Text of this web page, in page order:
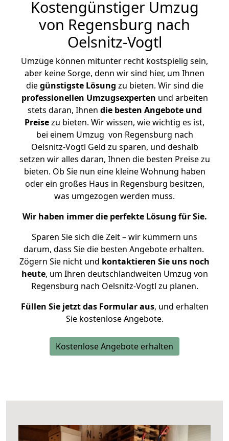
Kostengünstiger Umzug
von Regensburg nach
Oelsnitz-Vogtl
Umzüge können mitunter recht kostspielig sein,
aber keine Sorge, denn wir sind hier, um Ihnen
diegünstigste Lösung zu bieten. Wir sind die
professionellen Umzugsexperten und arbeiten
stets daran, Ihnen die besten Angebote und
Preisezu bieten. Wir wissen, wie wichtig es ist,
bei einem Umzug von Regensburg nach
Oelsnitz-Vogtl Geld zu sparen, und deshalb
setzen wir alles daran, Ihnen die besten Preise zu
bieten. Ob Sie nun eine kleine Wohnung haben
oder ein großes Haus in Regensburg besitzen,
was umgezogen werden muss.
Wir haben immer die perfekte Lösung für Sie.
Sparen Sie sich die Zeit – wir kümmern uns
darum, dass Sie die besten Angebote erhalten.
Zögern Sie nicht und kontaktieren Sie uns noch
heute, um Ihren deutschlandweiten Umzug von
Regensburg nach Oelsnitz-Vogtl zu planen.
Füllen Sie jetzt das Formular aus, und erhalten
Sie kostenlose Angebote.
Kostenlose Angebote erhalten